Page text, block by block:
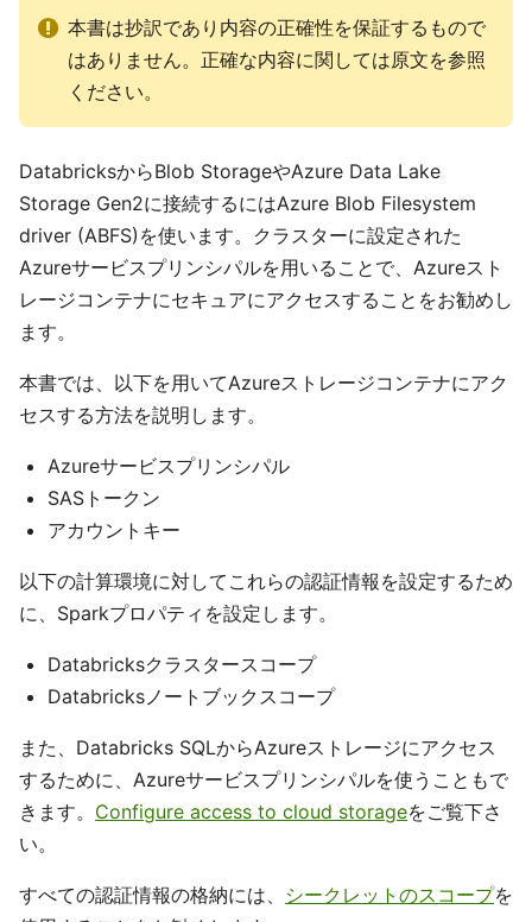
本書は抄訳であり内容の正確性を保証するもので
はありません。正確な内容に関しては原文を参照
ください。
DatabricksからBlob StorageやAzure Data Lake
Storage Gen2に接続するにはAzure Blob Filesystem
driver (ABFS)を使います。クラスターに設定された
Azureサービスプリンシパルを用いることで、Azureスト
レージコンテナにセキュアにアクセスすることをお勧めし
ます。
本書では、以下を用いてAzureストレージコンテナにアク
セスする方法を説明します。
Azureサービスプリンシパル
SASトークン
アカウントキー
以下の計算環境に対してこれらの認証情報を設定するため
に、Sparkプロパティを設定します。
Databricksクラスタースコープ
Databricksノートブックスコープ
また、Databricks SQLからAzureストレージにアクセス
するために、Azureサービスプリンシパルを使うこともで
きます。 Configure access to cloud storageをご覧下さ
い。
すべての認証情報の格納には、 シークレットのスコープを